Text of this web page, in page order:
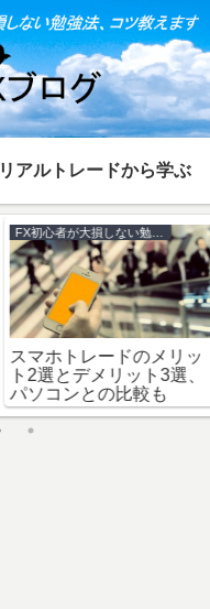
リアルトレードから学ぶ
FX初心者が大損しない勉強法
スマホトレードのメリッ
ト2選とデメリット3選、
パソコンとの比較も